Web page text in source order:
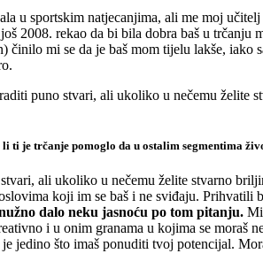
u sportskim natjecanjima, ali me moj
2008. rekao da bi bila dobra baš u trčanju
mi se da je baš mom tijelu lakše,
puno stvari, ali ukoliko u nečemu želite
je trčanje pomoglo da u ostalim segmentima
ali ukoliko u nečemu želite stvarno
koji im se baš i ne sviđaju. Prihvatili
dalo neku jasnoću po tom pitanju.
i u onim granama u kojima se moraš
jedino što imaš ponuditi tvoj potencijal.